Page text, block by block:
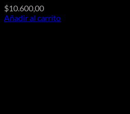
$10.600,00
Añadir al carrito